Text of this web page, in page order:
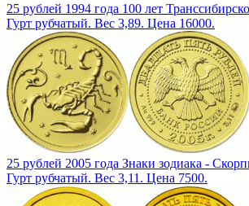
25 рублей 1994 года 100 лет
Гурт рубчатый. Вес 3,89. Цена 16000.
25 рублей 2005 года Знаки зодиака -
Гурт рубчатый. Вес 3,11. Цена 7500.